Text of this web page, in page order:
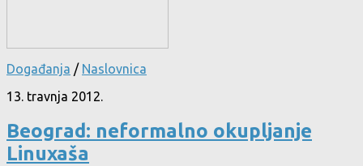
Događanja / Naslovnica
13. travnja 2012.
Beograd: neformalno okupljanje
Linuxaša